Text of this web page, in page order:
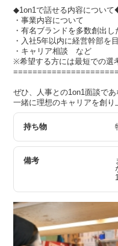
◆1on1で話せる内容につい
・事業内容について
・有名ブランドを多数創出
・入社5年以内に経営幹部を
・キャリア相談 など
※希望する方には最短での選
ぜひ、人事との1on1面談で
一緒に理想のキャリアを創り
持ち物
備考